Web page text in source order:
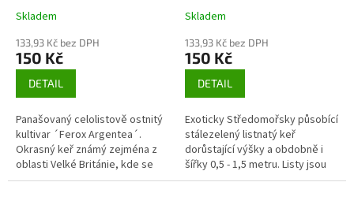
Ferox Argentea)
Skladem
133,93 Kč bez DPH
150 Kč
DETAIL
Panašovaný celolistově ostnitý
kultivar ´Ferox Argentea´.
Okrasný keř známý zejména z
oblasti Velké Británie, kde se
větvičky s plody využívají jako
heterophyllus variegatus)
Skladem
133,93 Kč bez DPH
150 Kč
DETAIL
Exoticky Středomořsky působící
stálezelený listnatý keř
dorůstající výšky a obdobně i
šířky 0,5 - 1,5 metru. Listy jsou
tuhé, kožovité se zoubky na